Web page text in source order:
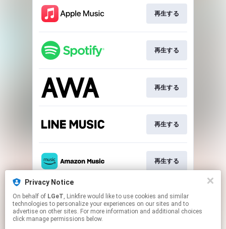
Privacy Notice
On behalf of LGeT, Linkfire would like to use cookies and similar
technologies to personalize your experiences on our sites and to
advertise on other sites. For more information and additional choices
click manage permissions below.
再生する
再生する
再生する
再生する
再生する
再生する